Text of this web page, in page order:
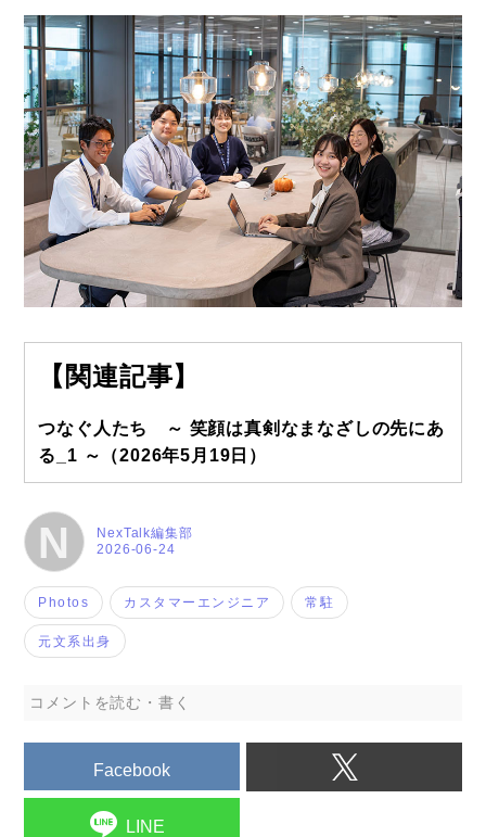
【関連記事】
つなぐ人たち ～ 笑顔は真剣なまなざしの先にあ
る_1 ～
（2026年5月19日）
N 2026-06-24
NexTalk編集部
Photos カスタマーエンジニア 常駐
元文系出身
コメントを読む・書く
Facebook
LINE